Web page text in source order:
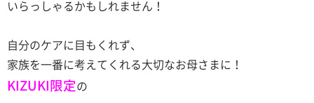
いらっしゃるかもしれません！
自分のケアに目もくれず、
家族を一番に考えてくれる大切なお母さまに！
KIZUKI限定の